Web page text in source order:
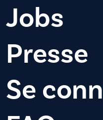
Jobs
Presse
Se